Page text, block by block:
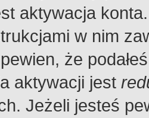
aktywacja
w nim
że
aktywacji jest
Jeżeli jesteś